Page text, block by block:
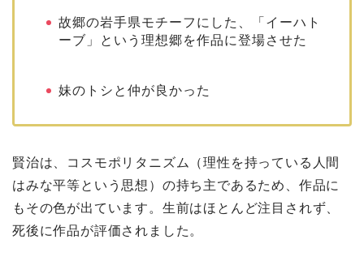
故郷の岩手県モチーフにした、「イーハト
ーブ」という理想郷を作品に登場させた
妹のトシと仲が良かった
賢治は、コスモポリタニズム（理性を持っている人間
はみな平等という思想）の持ち主であるため、作品に
もその色が出ています。生前はほとんど注目されず、
死後に作品が評価されました。